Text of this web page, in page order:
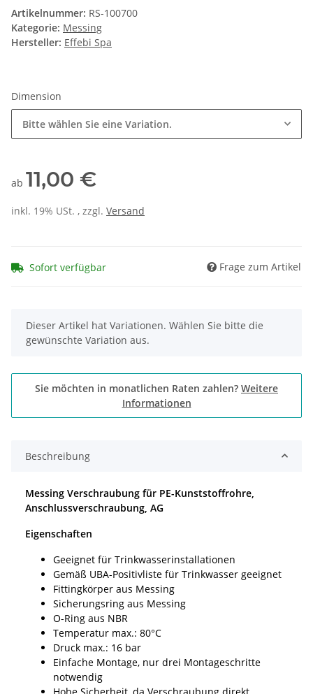
Artikelnummer: RS-100700
Kategorie: Messing
Hersteller: Effebi Spa
Dimension
Bitte wählen Sie eine Variation.
ab 11,00 €
inkl. 19% USt. , zzgl. Versand
Sofort verfügbar Frage zum Artikel
x
Dieser Artikel hat Variationen. Wählen Sie bitte die
gewünschte Variation aus.
Sie möchten in monatlichen Raten zahlen? Weitere
Informationen
Beschreibung
Messing Verschraubung für PE-Kunststoffrohre,
Anschlussverschraubung, AG
Eigenschaften
Geeignet für Trinkwasserinstallationen
Gemäß UBA-Positivliste für Trinkwasser geeignet
Fittingkörper aus Messing
Sicherungsring aus Messing
O-Ring aus NBR
Temperatur max.: 80°C
Druck max.: 16 bar
Einfache Montage, nur drei Montageschritte
notwendig
Hohe Sicherheit, da Verschraubung direkt